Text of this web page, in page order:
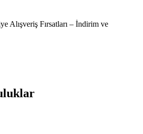
Alışveriş Fırsatları – İndirim ve